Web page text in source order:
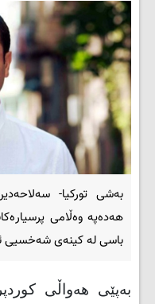
بەشی تورکیا-
هەدەپە وەڵامی
باسی لە کینەی شەخسیی
بەپێی هەواڵی